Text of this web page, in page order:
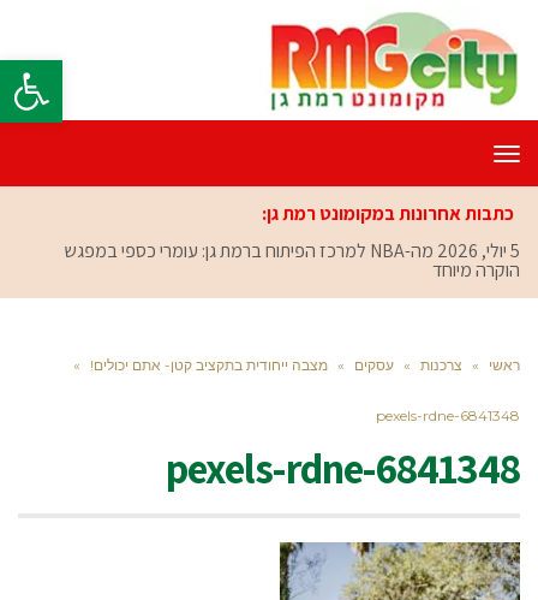
פתח
תפריט
כתבות אחרונות במקומונט רמת גן:
5 יולי, 2026
מה-NBA למרכז הפיתוח ברמת גן: עומרי כספי במפגש
הוקרה מיוחד
ראשי » צרכנות » עסקים » מצבה ייחודית בתקציב קטן- אתם יכולים! »
pexels-rdne-6841348
pexels-rdne-6841348